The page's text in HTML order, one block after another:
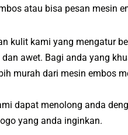
atau bisa pesan mesin
kulit kami yang mengatur
awet. Bagi anda yang
murah dari mesin embos
dapat menolong anda
yang anda inginkan.